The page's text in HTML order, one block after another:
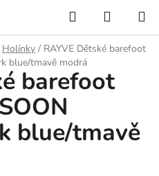
Hledat
KOŠÍK
Holínky / RAYVE Dětské barefoot
blue/tmavě modrá
barefoot
blue/tmavě